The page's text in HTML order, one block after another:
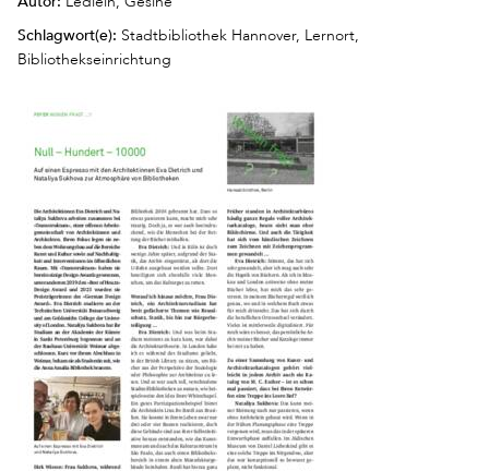
Schlagwort(e): Stadtbibliothek Hannover, Lernort,
Bibliothekseinrichtung